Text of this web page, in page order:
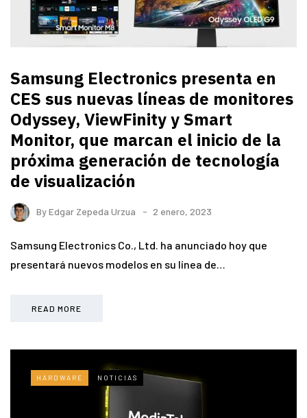
Samsung Electronics presenta en
CES sus nuevas líneas de monitores
Odyssey, ViewFinity y Smart
Monitor, que marcan el inicio de la
próxima generación de tecnología
de visualización
ByEdgar Zepeda Urzua 2 enero, 2023
Samsung Electronics Co., Ltd. ha anunciado hoy que
presentará nuevos modelos en su línea de…
READ MORE
HARDWARE NOTICIAS